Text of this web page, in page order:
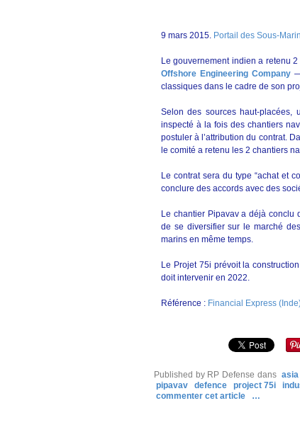
9 mars 2015. Portail des Sous-
Le gouvernement indien a retenu
Offshore Engineering Company
classiques dans le cadre de son
Selon des sources haut-placées,
inspecté à la fois des chantiers
postuler à l’attribution du contrat.
le comité a retenu les 2 chantiers
Le contrat sera du type “achat et
conclure des accords avec des
Le chantier Pipavav a déjà conclu
de se diversifier sur le marché
marins en même temps.
Le Projet 75i prévoit la
doit intervenir en 2022.
Référence : Financial Express
Published by RP Defense dans
pipavav
defence project 75i
commenter cet article
…